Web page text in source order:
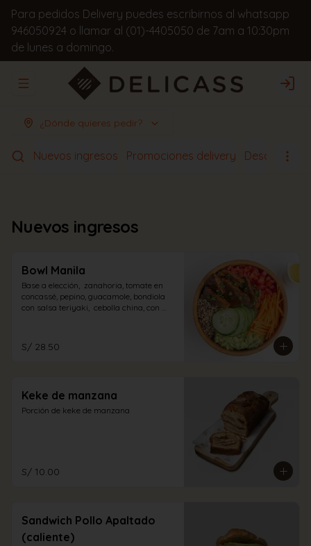
Para pedidos Delivery puedes escribirnos al whatsapp
946050924 o llamar al (01)-4405050 de 7am a 10:30pm
de lunes a domingo.
Abrir menu de navegación Login
¿Dónde quieres pedir?
Nuevos ingresos Promociones delivery Desayunos
Nuevos ingresos
Bowl Manila
Base a elección,  zanahoria, tomate en
concassé, pepino, guacamole, bondiola
con salsa teriyaki,  cebolla china, con
S/ 28.50
Keke de manzana
Porción de keke de manzana
S/ 10.00
Sandwich Pollo Apaltado
(caliente)